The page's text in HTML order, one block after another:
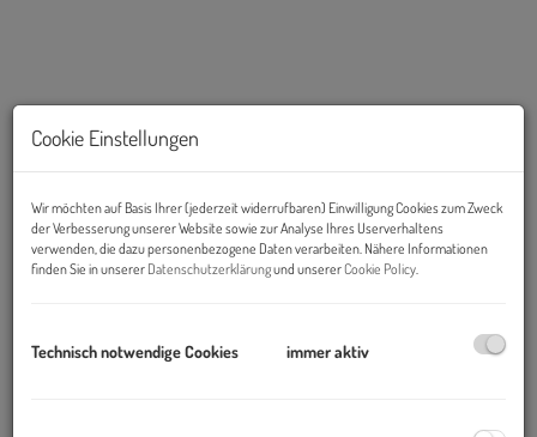
Beschreibung
Die erstklassige Lage ist ländlich und städtisch zugleich. Zentral
Flughafen und Bratislava.
Cookie Einstellungen
Wir möchten auf Basis Ihrer (jederzeit widerrufbaren) Einwilligung Cookies zum Zweck
der Verbesserung unserer Website sowie zur Analyse Ihres Userverhaltens
verwenden, die dazu personenbezogene Daten verarbeiten. Nähere Informationen
finden Sie in unserer Datenschutzerklärungund unsererCookie Policy
Technisch notwendige Cookies immer aktiv